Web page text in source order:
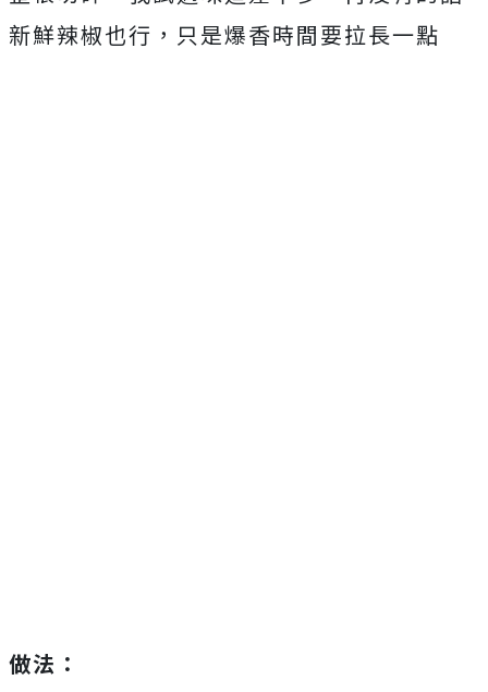
新鮮辣椒也行，只是爆香時間要拉長一點
做法：